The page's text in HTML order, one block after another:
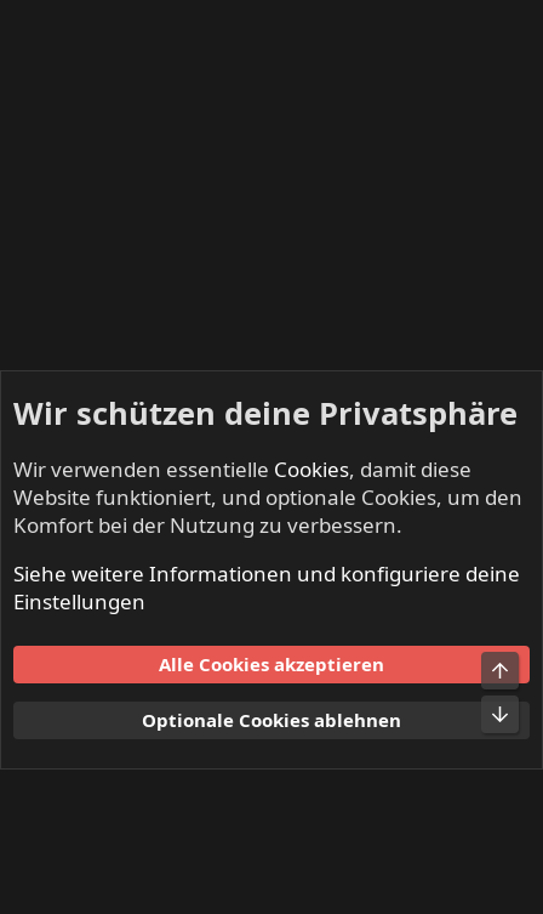
Mitglieder
Nutzungsbedingungen
Datenschutz
S
Wir schützen deine Privatsphäre
Wir verwenden essentielle Cookies, damit diese
Website funktioniert, und optionale Cookies, um den
Komfort bei der Nutzung zu verbessern.
Siehe weitere Informationen und konfiguriere deine
Einstellungen
Alle Cookies akzeptieren
Optionale Cookies ablehnen